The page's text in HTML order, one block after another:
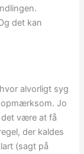
det kan
alvorligt syg
opmærksom. Jo
være at få
der kaldes
(sagt på